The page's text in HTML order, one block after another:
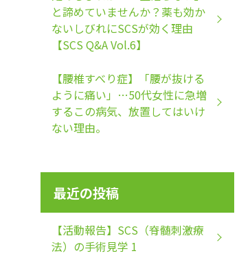
と諦めていませんか？薬も効か
ないしびれにSCSが効く理由
【SCS Q&A Vol.6】
【腰椎すべり症】「腰が抜ける
ように痛い」…50代女性に急増
するこの病気、放置してはいけ
ない理由。
最近の投稿
【活動報告】SCS（脊髄刺激療
法）の手術見学 1